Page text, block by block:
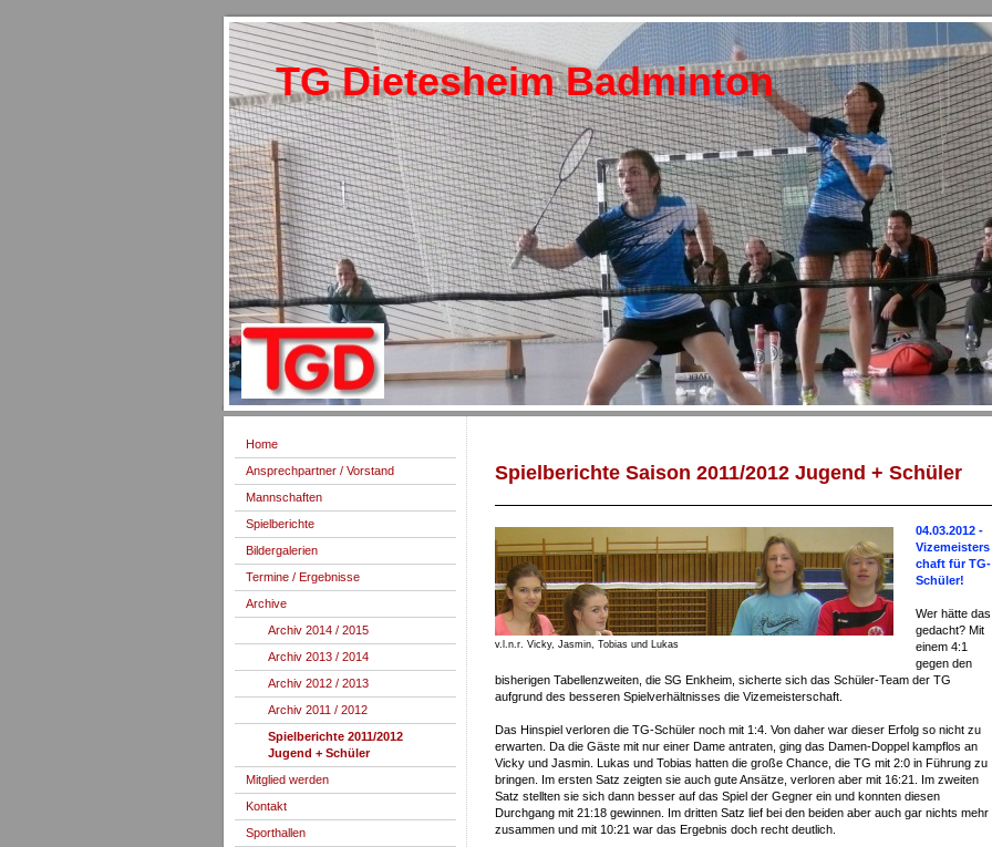
TG Dietesheim Badminton
Home
Ansprechpartner / Vorstand
Mannschaften
Spielberichte
Bildergalerien
Termine / Ergebnisse
Archive
Archiv 2014 / 2015
Archiv 2013 / 2014
Archiv 2012 / 2013
Archiv 2011 / 2012
Spielberichte 2011/2012
Jugend + Schüler
Mitglied werden
Kontakt
Sporthallen
Spielberichte Saison 2011/2012 Jugend + Schüler
v.l.n.r. Vicky, Jasmin, Tobias und Lukas
04.03.2012 -
Vizemeisters
chaft für TG-
Schüler!
Wer hätte das
gedacht? Mit
einem 4:1
gegen den
bisherigen Tabellenzweiten, die SG Enkheim, sicherte sich das Schüler-Team der TG
aufgrund des besseren Spielverhältnisses die Vizemeisterschaft.
Das Hinspiel verloren die TG-Schüler noch mit 1:4. Von daher war dieser Erfolg so nicht zu
erwarten. Da die Gäste mit nur einer Dame antraten, ging das Damen-Doppel kampflos an
Vicky und Jasmin. Lukas und Tobias hatten die große Chance, die TG mit 2:0 in Führung zu
bringen. Im ersten Satz zeigten sie auch gute Ansätze, verloren aber mit 16:21. Im zweiten
Satz stellten sie sich dann besser auf das Spiel der Gegner ein und konnten diesen
Durchgang mit 21:18 gewinnen. Im dritten Satz lief bei den beiden aber auch gar nichts mehr
zusammen und mit 10:21 war das Ergebnis doch recht deutlich.